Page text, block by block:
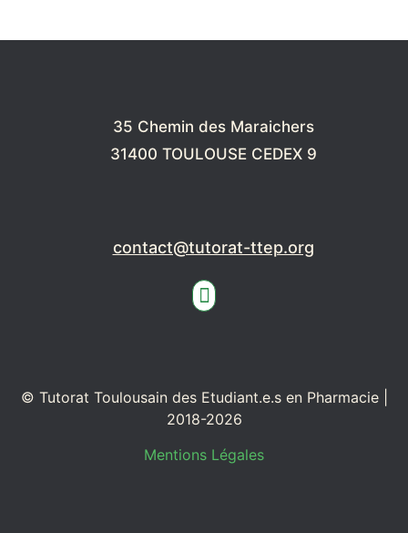
35 Chemin des Maraichers
31400 TOULOUSE CEDEX 9
contact@tutorat-ttep.org
© Tutorat Toulousain des Etudiant.e.s en Pharmacie |
2018-2026
Mentions Légales